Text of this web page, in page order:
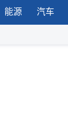
能源 汽车